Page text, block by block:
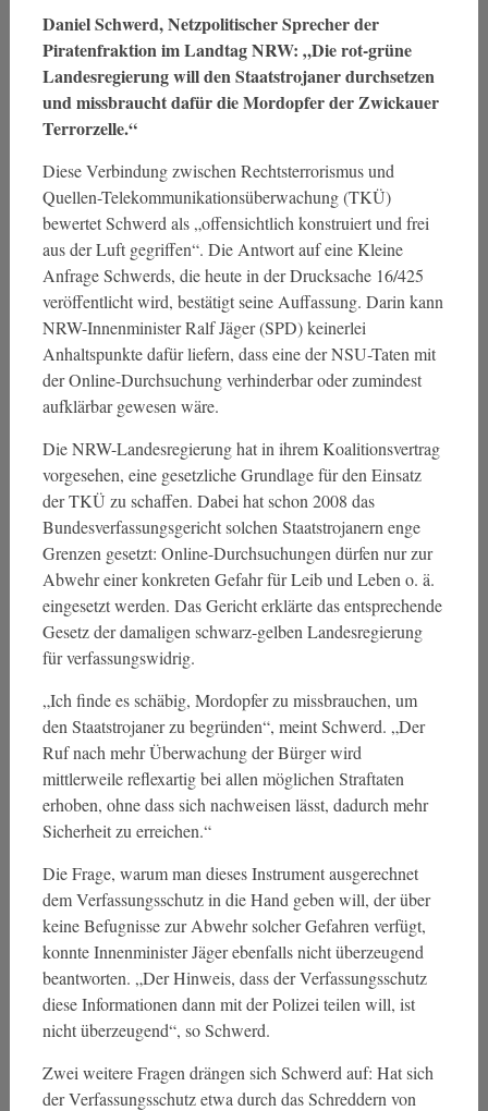
Daniel Schwerd, Netzpolitischer Sprecher der
Piratenfraktion im Landtag NRW: „Die rot-grüne
Landesregierung will den Staatstrojaner durchsetzen
und missbraucht dafür die Mordopfer der Zwickauer
Terrorzelle.“
Diese Verbindung zwischen Rechtsterrorismus und
Quellen-Telekommunikationsüberwachung (TKÜ)
bewertet Schwerd als „offensichtlich konstruiert und frei
aus der Luft gegriffen“. Die Antwort auf eine Kleine
Anfrage Schwerds, die heute in der Drucksache 16/425
veröffentlicht wird, bestätigt seine Auffassung. Darin kann
NRW-Innenminister Ralf Jäger (SPD) keinerlei
Anhaltspunkte dafür liefern, dass eine der NSU-Taten mit
der Online-Durchsuchung verhinderbar oder zumindest
aufklärbar gewesen wäre.
Die NRW-Landesregierung hat in ihrem Koalitionsvertrag
vorgesehen, eine gesetzliche Grundlage für den Einsatz
der TKÜ zu schaffen. Dabei hat schon 2008 das
Bundesverfassungsgericht solchen Staatstrojanern enge
Grenzen gesetzt: Online-Durchsuchungen dürfen nur zur
Abwehr einer konkreten Gefahr für Leib und Leben o. ä.
eingesetzt werden. Das Gericht erklärte das entsprechende
Gesetz der damaligen schwarz-gelben Landesregierung
für verfassungswidrig.
„Ich finde es schäbig, Mordopfer zu missbrauchen, um
den Staatstrojaner zu begründen“, meint Schwerd. „Der
Ruf nach mehr Überwachung der Bürger wird
mittlerweile reflexartig bei allen möglichen Straftaten
erhoben, ohne dass sich nachweisen lässt, dadurch mehr
Sicherheit zu erreichen.“
Die Frage, warum man dieses Instrument ausgerechnet
dem Verfassungsschutz in die Hand geben will, der über
keine Befugnisse zur Abwehr solcher Gefahren verfügt,
konnte Innenminister Jäger ebenfalls nicht überzeugend
beantworten. „Der Hinweis, dass der Verfassungsschutz
diese Informationen dann mit der Polizei teilen will, ist
nicht überzeugend“, so Schwerd.
Zwei weitere Fragen drängen sich Schwerd auf: Hat sich
der Verfassungsschutz etwa durch das Schreddern von